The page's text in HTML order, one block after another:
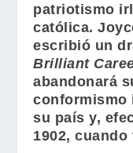
patriotismo
católica.
escribió un
Brilliant
abandonará
conformismo
su país y,
1902,